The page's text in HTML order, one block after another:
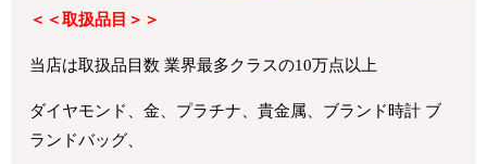
＜＜取扱品目＞＞
当店は取扱品目数 業界最多クラスの10万点以上
ダイヤモンド、金、プラチナ、貴金属、ブランド時計 ブ
ランドバッグ、